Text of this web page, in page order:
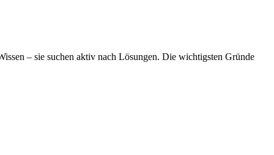
– sie suchen aktiv nach Lösungen. Die wichtigsten Gründe